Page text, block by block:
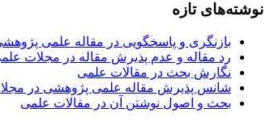
نوشته‌های تازه
بازنگری و پاسخگویی در مقاله علمی
رد مقاله و عدم پذیرش مقاله در مجلات
نگارش بحث در مقالات علمی
شانس پذیرش مقاله علمی پژوهشی در
بحث و اصول نوشتن آن در مقالات علمی